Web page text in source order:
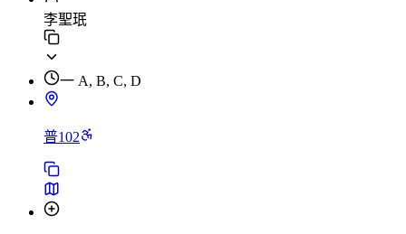
李聖珉
一 A, B, C, D
普102